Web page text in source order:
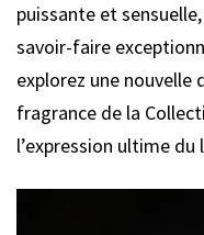
puissante et
savoir-faire
explorez une
fragrance de la
l’expression ultime